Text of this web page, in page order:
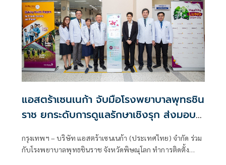
แอสตร้าเซนเนก้า จับมือโรงพยาบาลพุทธชิน
ราช ยกระดับการดูแลรักษาเชิงรุก ส่งมอบ
กรุงเทพฯ – บริษัท แอสตร้าเซนเนก้า (ประเทศไทย) จำกัด ร่วม
กับโรงพยาบาลพุทธชินราช จังหวัดพิษณุโลก ทำการติดตั้ง